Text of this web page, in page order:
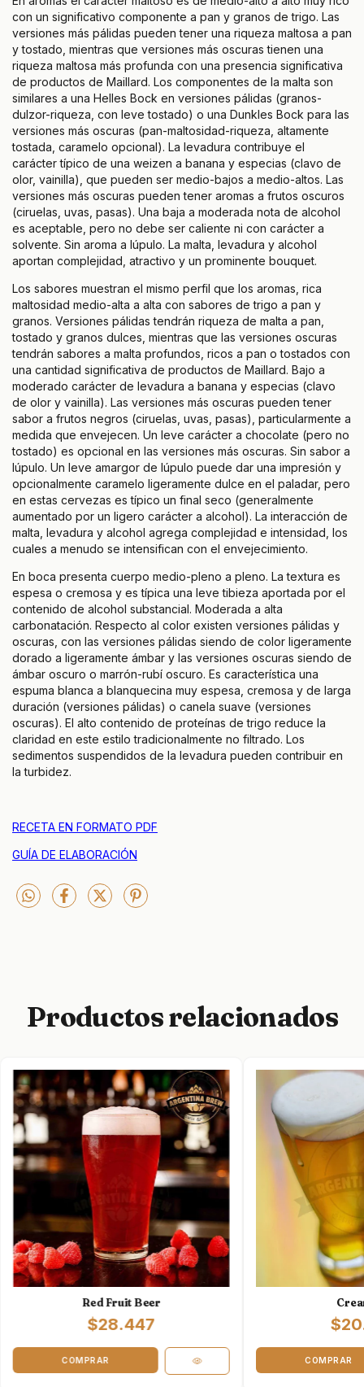
con un significativo componente a pan y granos de trigo. Las
versiones más pálidas pueden tener una riqueza maltosa a pan
y tostado, mientras que versiones más oscuras tienen una
riqueza maltosa más profunda con una presencia significativa
de productos de Maillard. Los componentes de la malta son
similares a una Helles Bock en versiones pálidas (granos-
dulzor-riqueza, con leve tostado) o una Dunkles Bock para las
versiones más oscuras (pan-maltosidad-riqueza, altamente
tostada, caramelo opcional). La levadura contribuye el
carácter típico de una weizen a banana y especias (clavo de
olor, vainilla), que pueden ser medio-bajos a medio-altos. Las
versiones más oscuras pueden tener aromas a frutos oscuros
(ciruelas, uvas, pasas). Una baja a moderada nota de alcohol
es aceptable, pero no debe ser caliente ni con carácter a
solvente. Sin aroma a lúpulo. La malta, levadura y alcohol
aportan complejidad, atractivo y un prominente bouquet.
Los sabores muestran el mismo perfil que los aromas, rica
maltosidad medio-alta a alta con sabores de trigo a pan y
granos. Versiones pálidas tendrán riqueza de malta a pan,
tostado y granos dulces, mientras que las versiones oscuras
tendrán sabores a malta profundos, ricos a pan o tostados con
una cantidad significativa de productos de Maillard. Bajo a
moderado carácter de levadura a banana y especias (clavo
de olor y vainilla). Las versiones más oscuras pueden tener
sabor a frutos negros (ciruelas, uvas, pasas), particularmente a
medida que envejecen. Un leve carácter a chocolate (pero no
tostado) es opcional en las versiones más oscuras. Sin sabor a
lúpulo. Un leve amargor de lúpulo puede dar una impresión y
opcionalmente caramelo ligeramente dulce en el paladar, pero
en estas cervezas es típico un final seco (generalmente
aumentado por un ligero carácter a alcohol). La interacción de
malta, levadura y alcohol agrega complejidad e intensidad, los
cuales a menudo se intensifican con el envejecimiento.
En boca presenta cuerpo medio-pleno a pleno. La textura es
espesa o cremosa y es típica una leve tibieza aportada por el
contenido de alcohol substancial. Moderada a alta
carbonatación. Respecto al color existen versiones pálidas y
oscuras, con las versiones pálidas siendo de color ligeramente
dorado a ligeramente ámbar y las versiones oscuras siendo de
ámbar oscuro o marrón-rubí oscuro. Es característica una
espuma blanca a blanquecina muy espesa, cremosa y de larga
duración (versiones pálidas) o canela suave (versiones
oscuras). El alto contenido de proteínas de trigo reduce la
claridad en este estilo tradicionalmente no filtrado. Los
sedimentos suspendidos de la levadura pueden contribuir en
la turbidez.
RECETA EN FORMATO PDF
GUÍA DE ELABORACIÓN
Productos relacionados
Red Fruit Beer
$28.447
COMPRAR COMPRAR